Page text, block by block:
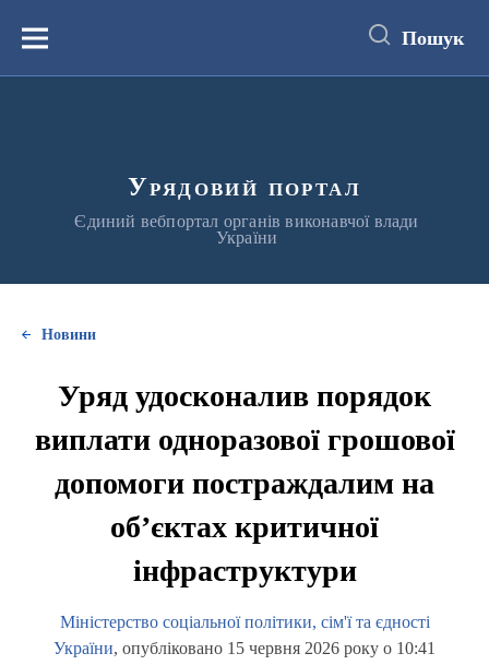
вмістуМеню Пошук
Урядовий портал
Єдиний вебпортал органів виконавчої влади
України
Новини
Уряд удосконалив порядок
виплати одноразової грошової
допомоги постраждалим на
об’єктах критичної
інфраструктури
Міністерство соціальної політики, сім'ї та єдності
України, опубліковано 15 червня 2026 року о 10:41